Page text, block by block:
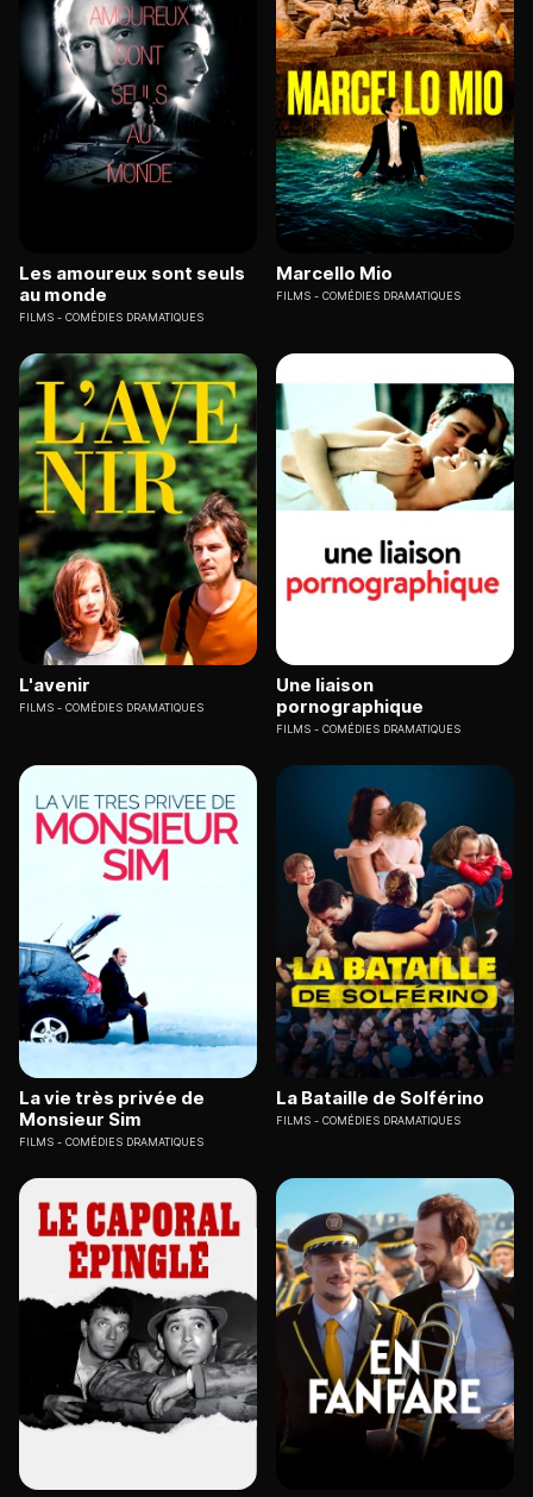
Les amoureux sont seuls
au monde
FILMS COMÉDIES DRAMATIQUES
Marcello Mio
FILMS COMÉDIES DRAMATIQUES
L'avenir
FILMS COMÉDIES DRAMATIQUES
Une liaison
pornographique
FILMS COMÉDIES DRAMATIQUES
La vie très privée de
Monsieur Sim
FILMS COMÉDIES DRAMATIQUES
La Bataille de Solférino
FILMS COMÉDIES DRAMATIQUES